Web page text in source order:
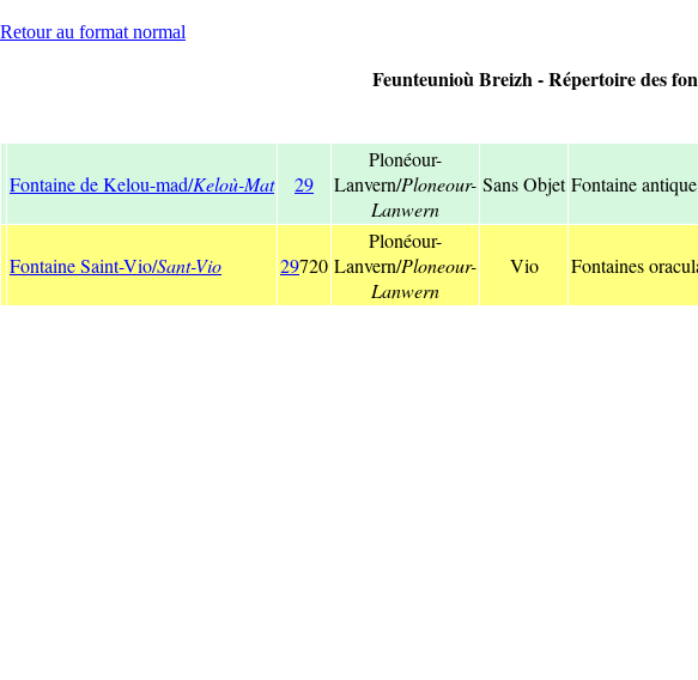
Retour au format normal
Feunteunioù Breizh - Répertoire des
Fontaine de Kelou-mad/Keloù-Mat 29
Plonéour-
Lanvern/Ploneour-
Lanwern
Sans Objet Fontaine antique
Fontaine Saint-Vio/Sant-Vio 29720
Plonéour-
Lanvern/Ploneour-
Lanwern
Vio Fontaines